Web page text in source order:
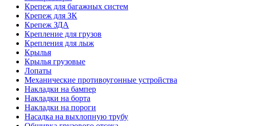
Крепеж для багажных систем
Крепеж для ЗК
Крепеж ЗДА
Крепление для грузов
Крепления для лыж
Крылья
Крылья грузовые
Лопаты
Механические противоугонные устройства
Накладки на бампер
Накладки на борта
Накладки на пороги
Насадка на выхлопную трубу